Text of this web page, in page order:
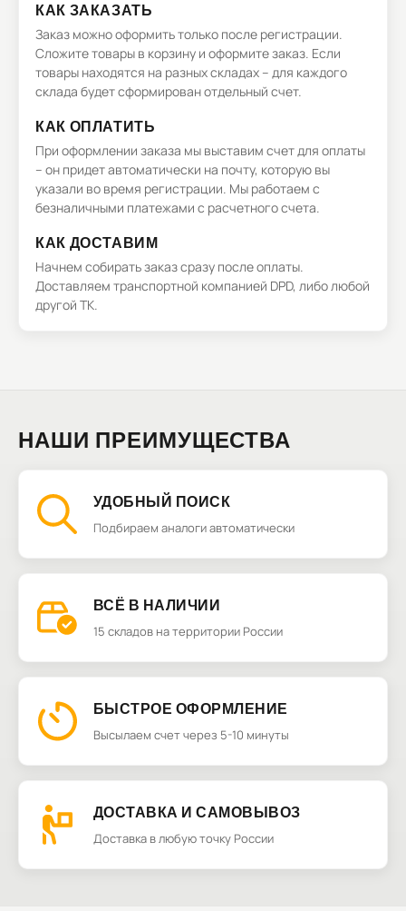
КАК ЗАКАЗАТЬ
Заказ можно оформить только после регистрации.
Сложите товары в корзину и оформите заказ. Если
товары находятся на разных складах – для каждого
склада будет сформирован отдельный счет.
КАК ОПЛАТИТЬ
При оформлении заказа мы выставим счет для оплаты
– он придет автоматически на почту, которую вы
указали во время регистрации. Мы работаем с
безналичными платежами с расчетного счета.
КАК ДОСТАВИМ
Начнем собирать заказ сразу после оплаты.
Доставляем транспортной компанией DPD, либо любой
другой ТК.
НАШИ ПРЕИМУЩЕСТВА
УДОБНЫЙ ПОИСК
Подбираем аналоги автоматически
ВСЁ В НАЛИЧИИ
15 складов на территории России
БЫСТРОЕ ОФОРМЛЕНИЕ
Высылаем счет через 5-10 минуты
ДОСТАВКА И САМОВЫВОЗ
Доставка в любую точку России